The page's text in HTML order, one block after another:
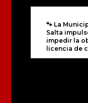
🐾 La
Salta
impedir la
licencia de